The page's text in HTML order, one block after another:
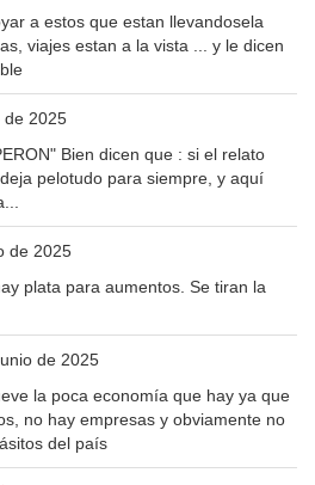
a estos que estan llevandosela
viajes estan a la vista ... y le dicen
de 2025
Bien dicen que : si el relato
pelotudo para siempre, y aquí
de 2025
plata para aumentos. Se tiran la
de 2025
la poca economía que hay ya que
no hay empresas y obviamente no
del país